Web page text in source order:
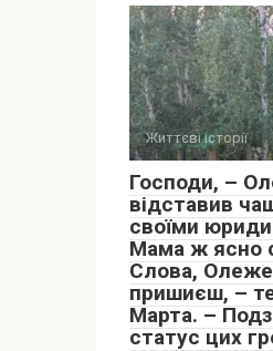
Життєві історії
Господи, –
відставив
своїми
Мама ж ясно
Слова,
пришиєш, –
Марта. –
статус цих